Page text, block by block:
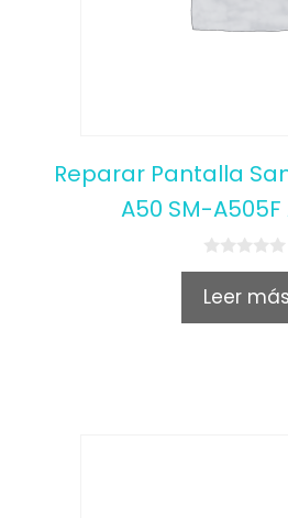
Reparar Pantalla
A50 SM-
0
u
Leer más